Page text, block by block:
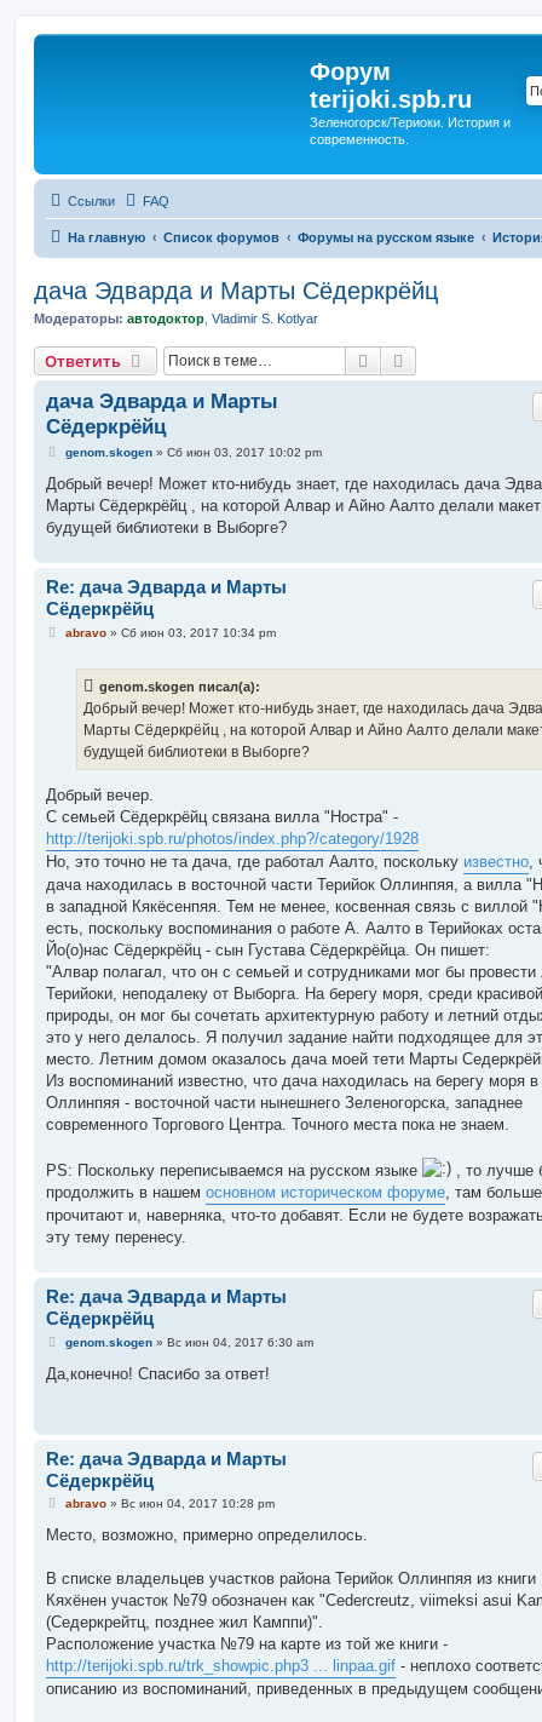
Форум
terijoki.spb.ru
Зеленогорск/Териоки. История и
современность.
Ссылки FAQ
На главную Список форумов Форумы на русском языке
дача Эдварда и Марты Сёдеркрёйц
Модераторы: автодоктор Vladimir S. Kotlyar
Ответить Поиск
дача Эдварда и Марты
Сёдеркрёйц
С
о
щ
е
н
е
genom.skogen» Сб июн 03, 2017 10:02 pm
Добрый вечер! Может кто-нибудь знает, где находилась дача
Марты Сёдеркрёйц , на которой Алвар и Айно Аалто делали макет
будущей библиотеки в Выборге?
Re: дача Эдварда и Марты
Сёдеркрёйц
Сabravo» Сб июн 03, 2017 10:34 pm
genom.skogen писал(а):
Добрый вечер! Может кто-нибудь знает, где находилась дача
Марты Сёдеркрёйц , на которой Алвар и Айно Аалто делали
будущей библиотеки в Выборге?
Добрый вечер.
С семьей Сёдеркрёйц связана вилла "Ностра" -
http://terijoki.spb.ru/photos/index.php?/category/1928
Но, это точно не та дача, где работал Аалто, поскольку известно,
дача находилась в восточной части Терийок Оллинпяя, а вилла
в западной Кякёсенпяя. Тем не менее, косвенная связь с виллой
есть, поскольку воспоминания о работе А. Аалто в Терийоках
Йо(о)нас Сёдеркрёйц - сын Густава Сёдеркрёйца. Он пишет:
"Алвар полагал, что он с семьей и сотрудниками мог бы провести
Терийоки, неподалеку от Выборга. На берегу моря, среди красивой
природы, он мог бы сочетать архитектурную работу и летний
это у него делалось. Я получил задание найти подходящее для
место. Летним домом оказалось дача моей тети Марты
Из воспоминаний известно, что дача находилась на берегу моря в
Оллинпяя - восточной части нынешнего Зеленогорска, западнее
современного Торгового Центра. Точного места пока не знаем.
PS: Поскольку переписываемся на русском языке
, то лучше
продолжить в нашем основном историческом форуме, там больше
прочитают и, наверняка, что-то добавят. Если не будете
эту тему перенесу.
Re: дача Эдварда и Марты
Сёдеркрёйц
С
о
б
е
genom.skogen» Вс июн 04, 2017 6:30 am
Да,конечно! Спасибо за ответ!
Re: дача Эдварда и Марты
Сёдеркрёйц
С
о
е
и
е
abravo» Вс июн 04, 2017 10:28 pm
Место, возможно, примерно определилось.
В списке владельцев участков района Терийок Оллинпяя из
Кяхёнен участок №79 обозначен как "Cedercreutz, viimeksi asui
(Седеркрейтц, позднее жил Камппи)".
Расположение участка №79 на карте из той же книги -
http://terijoki.spb.ru/trk_showpic.php3 ... linpaa.gif - неплохо
описанию из воспоминаний, приведенных в предыдущем